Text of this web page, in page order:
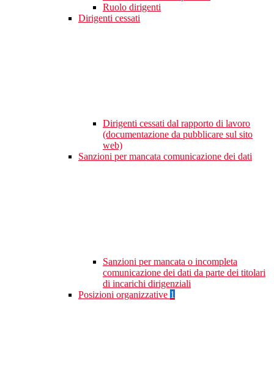
Ruolo dirigenti
Dirigenti cessati
Dirigenti cessati dal rapporto di lavoro
(documentazione da pubblicare sul sito
web)
Sanzioni per mancata comunicazione dei dati
Sanzioni per mancata o incompleta
comunicazione dei dati da parte dei titolari
di incarichi dirigenziali
Posizioni organizzative 1